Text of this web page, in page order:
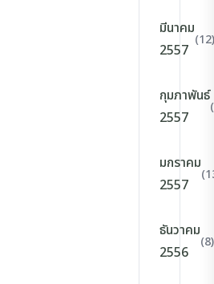
มีนาคม
2557
(12)
กุมภาพันธ์
2557
มกราคม
2557
ธันวาคม
2556
(8)